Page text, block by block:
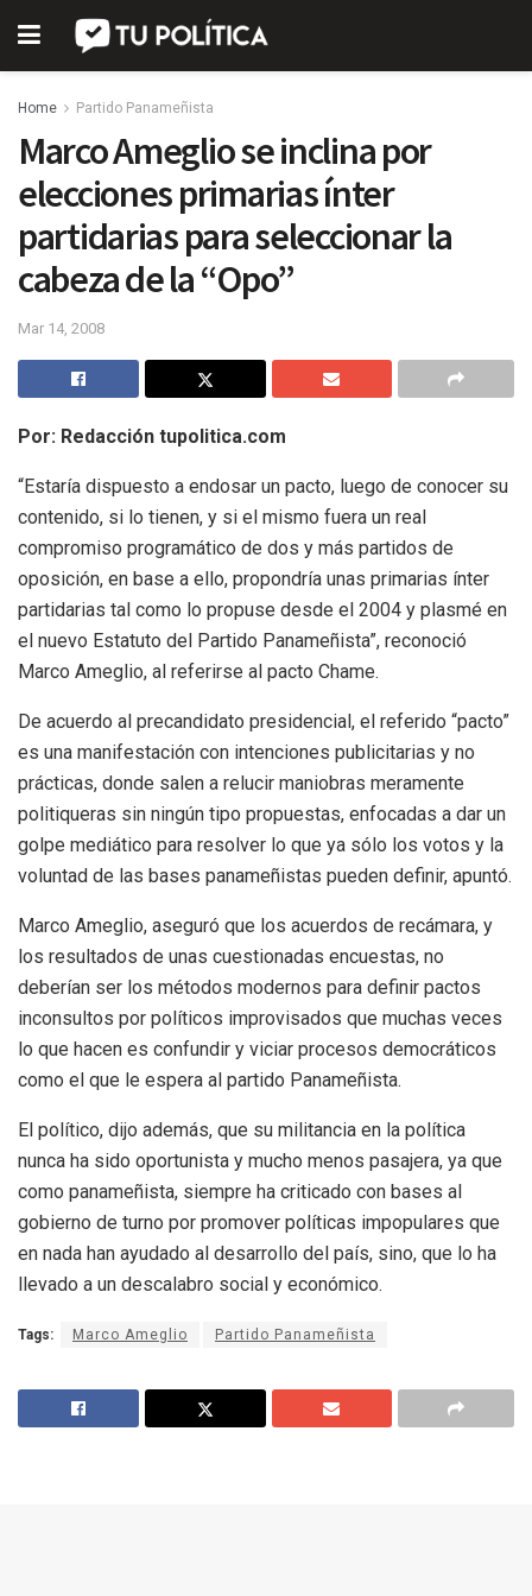
Home Partido Panameñista
Marco Ameglio se inclina por
elecciones primarias ínter
partidarias para seleccionar la
cabeza de la “Opo”
Mar 14, 2008
Por: Redacción tupolitica.com
“Estaría dispuesto a endosar un pacto, luego de conocer su
contenido, si lo tienen, y si el mismo fuera un real
compromiso programático de dos y más partidos de
oposición, en base a ello, propondría unas primarias ínter
partidarias tal como lo propuse desde el 2004 y plasmé en
el nuevo Estatuto del Partido Panameñista”, reconoció
Marco Ameglio, al referirse al pacto Chame.
De acuerdo al precandidato presidencial, el referido “pacto”
es una manifestación con intenciones publicitarias y no
prácticas, donde salen a relucir maniobras meramente
politiqueras sin ningún tipo propuestas, enfocadas a dar un
golpe mediático para resolver lo que ya sólo los votos y la
voluntad de las bases panameñistas pueden definir, apuntó.
Marco Ameglio, aseguró que los acuerdos de recámara, y
los resultados de unas cuestionadas encuestas, no
deberían ser los métodos modernos para definir pactos
inconsultos por políticos improvisados que muchas veces
lo que hacen es confundir y viciar procesos democráticos
como el que le espera al partido Panameñista.
El político, dijo además, que su militancia en la política
nunca ha sido oportunista y mucho menos pasajera, ya que
como panameñista, siempre ha criticado con bases al
gobierno de turno por promover políticas impopulares que
en nada han ayudado al desarrollo del país, sino, que lo ha
llevado a un descalabro social y económico.
Tags: Marco Ameglio Partido Panameñista